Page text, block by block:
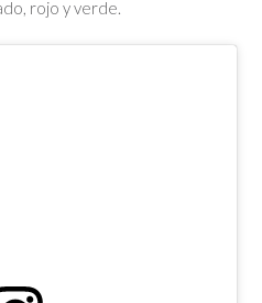
rojo y verde.